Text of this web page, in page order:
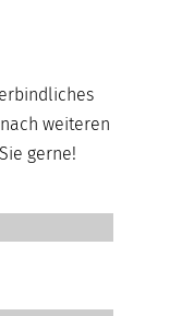
weiteren
gerne!